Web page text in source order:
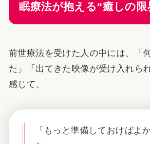
眠療法が抱える“癒しの限
前世療法を受けた人の中には、「
た」「出てきた映像が受け入れら
感じて、
「もっと準備しておけばよ